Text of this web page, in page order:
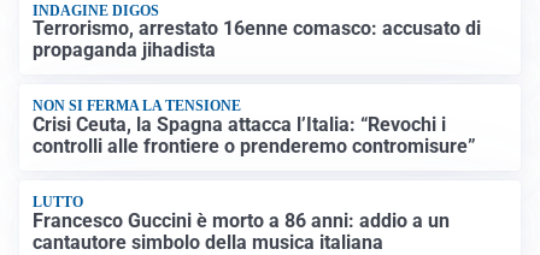
INDAGINE DIGOS
Terrorismo, arrestato 16enne comasco: accusato di
propaganda jihadista
NON SI FERMA LA TENSIONE
Crisi Ceuta, la Spagna attacca l’Italia: “Revochi i
controlli alle frontiere o prenderemo contromisure”
LUTTO
Francesco Guccini è morto a 86 anni: addio a un
cantautore simbolo della musica italiana